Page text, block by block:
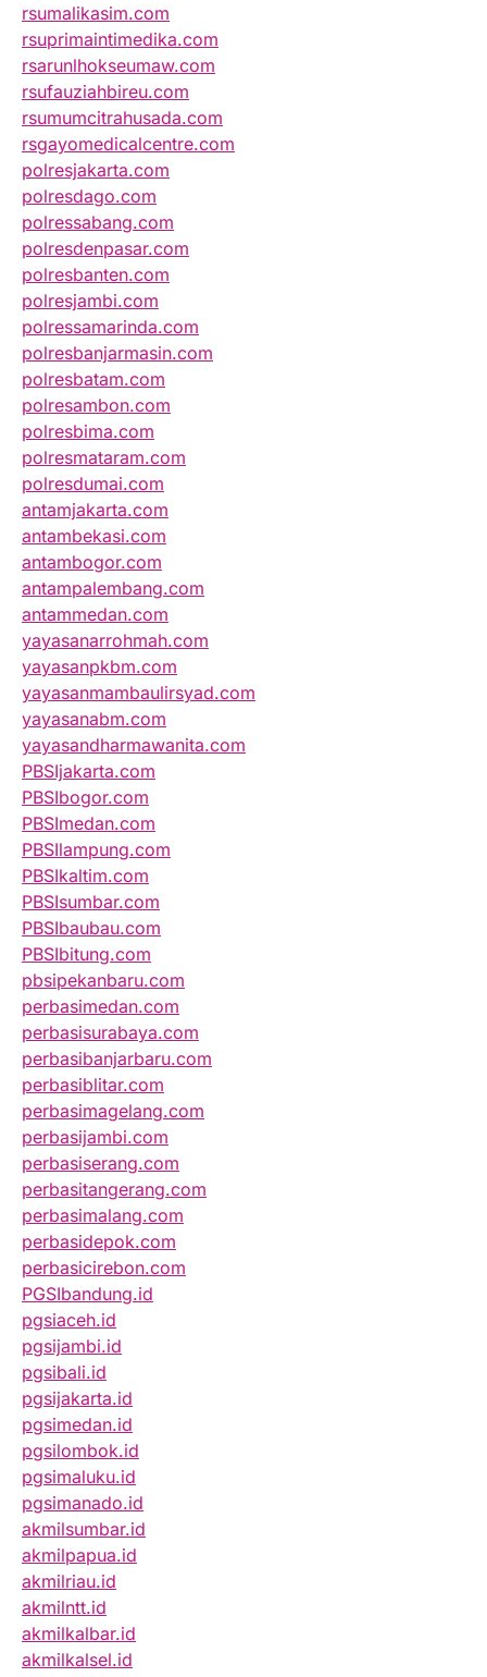
rsumalikasim.com
rsuprimaintimedika.com
rsarunlhokseumaw.com
rsufauziahbireu.com
rsumumcitrahusada.com
rsgayomedicalcentre.com
polresjakarta.com
polresdago.com
polressabang.com
polresdenpasar.com
polresbanten.com
polresjambi.com
polressamarinda.com
polresbanjarmasin.com
polresbatam.com
polresambon.com
polresbima.com
polresmataram.com
polresdumai.com
antamjakarta.com
antambekasi.com
antambogor.com
antampalembang.com
antammedan.com
yayasanarrohmah.com
yayasanpkbm.com
yayasanmambaulirsyad.com
yayasanabm.com
yayasandharmawanita.com
PBSIjakarta.com
PBSIbogor.com
PBSImedan.com
PBSIlampung.com
PBSIkaltim.com
PBSIsumbar.com
PBSIbaubau.com
PBSIbitung.com
pbsipekanbaru.com
perbasimedan.com
perbasisurabaya.com
perbasibanjarbaru.com
perbasiblitar.com
perbasimagelang.com
perbasijambi.com
perbasiserang.com
perbasitangerang.com
perbasimalang.com
perbasidepok.com
perbasicirebon.com
PGSIbandung.id
pgsiaceh.id
pgsijambi.id
pgsibali.id
pgsijakarta.id
pgsimedan.id
pgsilombok.id
pgsimaluku.id
pgsimanado.id
akmilsumbar.id
akmilpapua.id
akmilriau.id
akmilntt.id
akmilkalbar.id
akmilkalsel.id